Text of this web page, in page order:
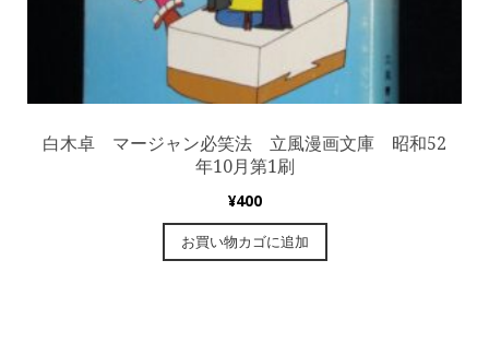
白木卓 マージャン必笑法 立風漫画文庫 昭和52
年10月第1刷
¥400
お買い物カゴに追加